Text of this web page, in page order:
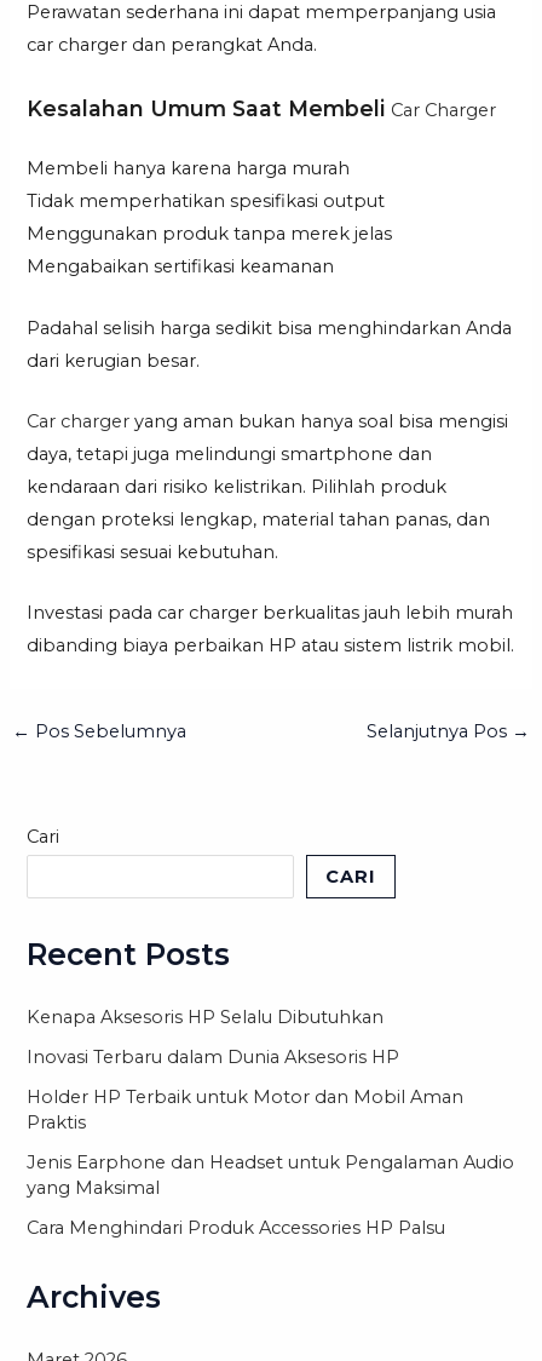
Perawatan sederhana ini dapat memperpanjang usia
car charger dan perangkat Anda.
Kesalahan Umum Saat Membeli Car Charger
Membeli hanya karena harga murah
Tidak memperhatikan spesifikasi output
Menggunakan produk tanpa merek jelas
Mengabaikan sertifikasi keamanan
Padahal selisih harga sedikit bisa menghindarkan Anda
dari kerugian besar.
Car charger yang aman bukan hanya soal bisa mengisi
daya, tetapi juga melindungi smartphone dan
kendaraan dari risiko kelistrikan. Pilihlah produk
dengan proteksi lengkap, material tahan panas, dan
spesifikasi sesuai kebutuhan.
Investasi pada car charger berkualitas jauh lebih murah
dibanding biaya perbaikan HP atau sistem listrik mobil.
← Pos Sebelumnya Selanjutnya Pos →
Cari
CARI
Recent Posts
Kenapa Aksesoris HP Selalu Dibutuhkan
Inovasi Terbaru dalam Dunia Aksesoris HP
Holder HP Terbaik untuk Motor dan Mobil Aman
Praktis
Jenis Earphone dan Headset untuk Pengalaman Audio
yang Maksimal
Cara Menghindari Produk Accessories HP Palsu
Archives